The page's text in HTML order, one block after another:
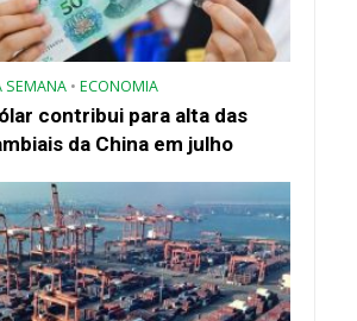
SEMANA • ECONOMIA
contribui para alta das
da China em julho